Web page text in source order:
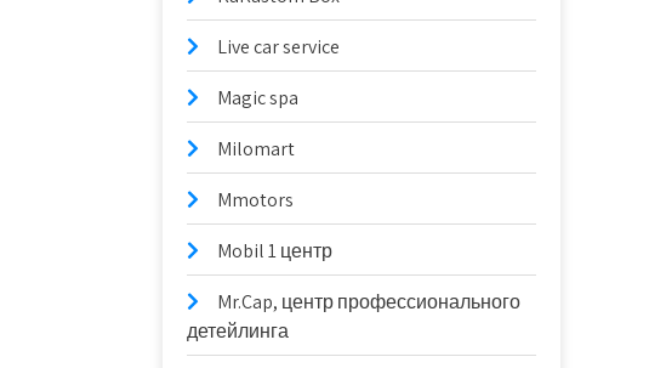
Live car service
Magic spa
Milomart
Mmotors
Mobil 1 центр
Mr.Cap, центр профессионального
детейлинга